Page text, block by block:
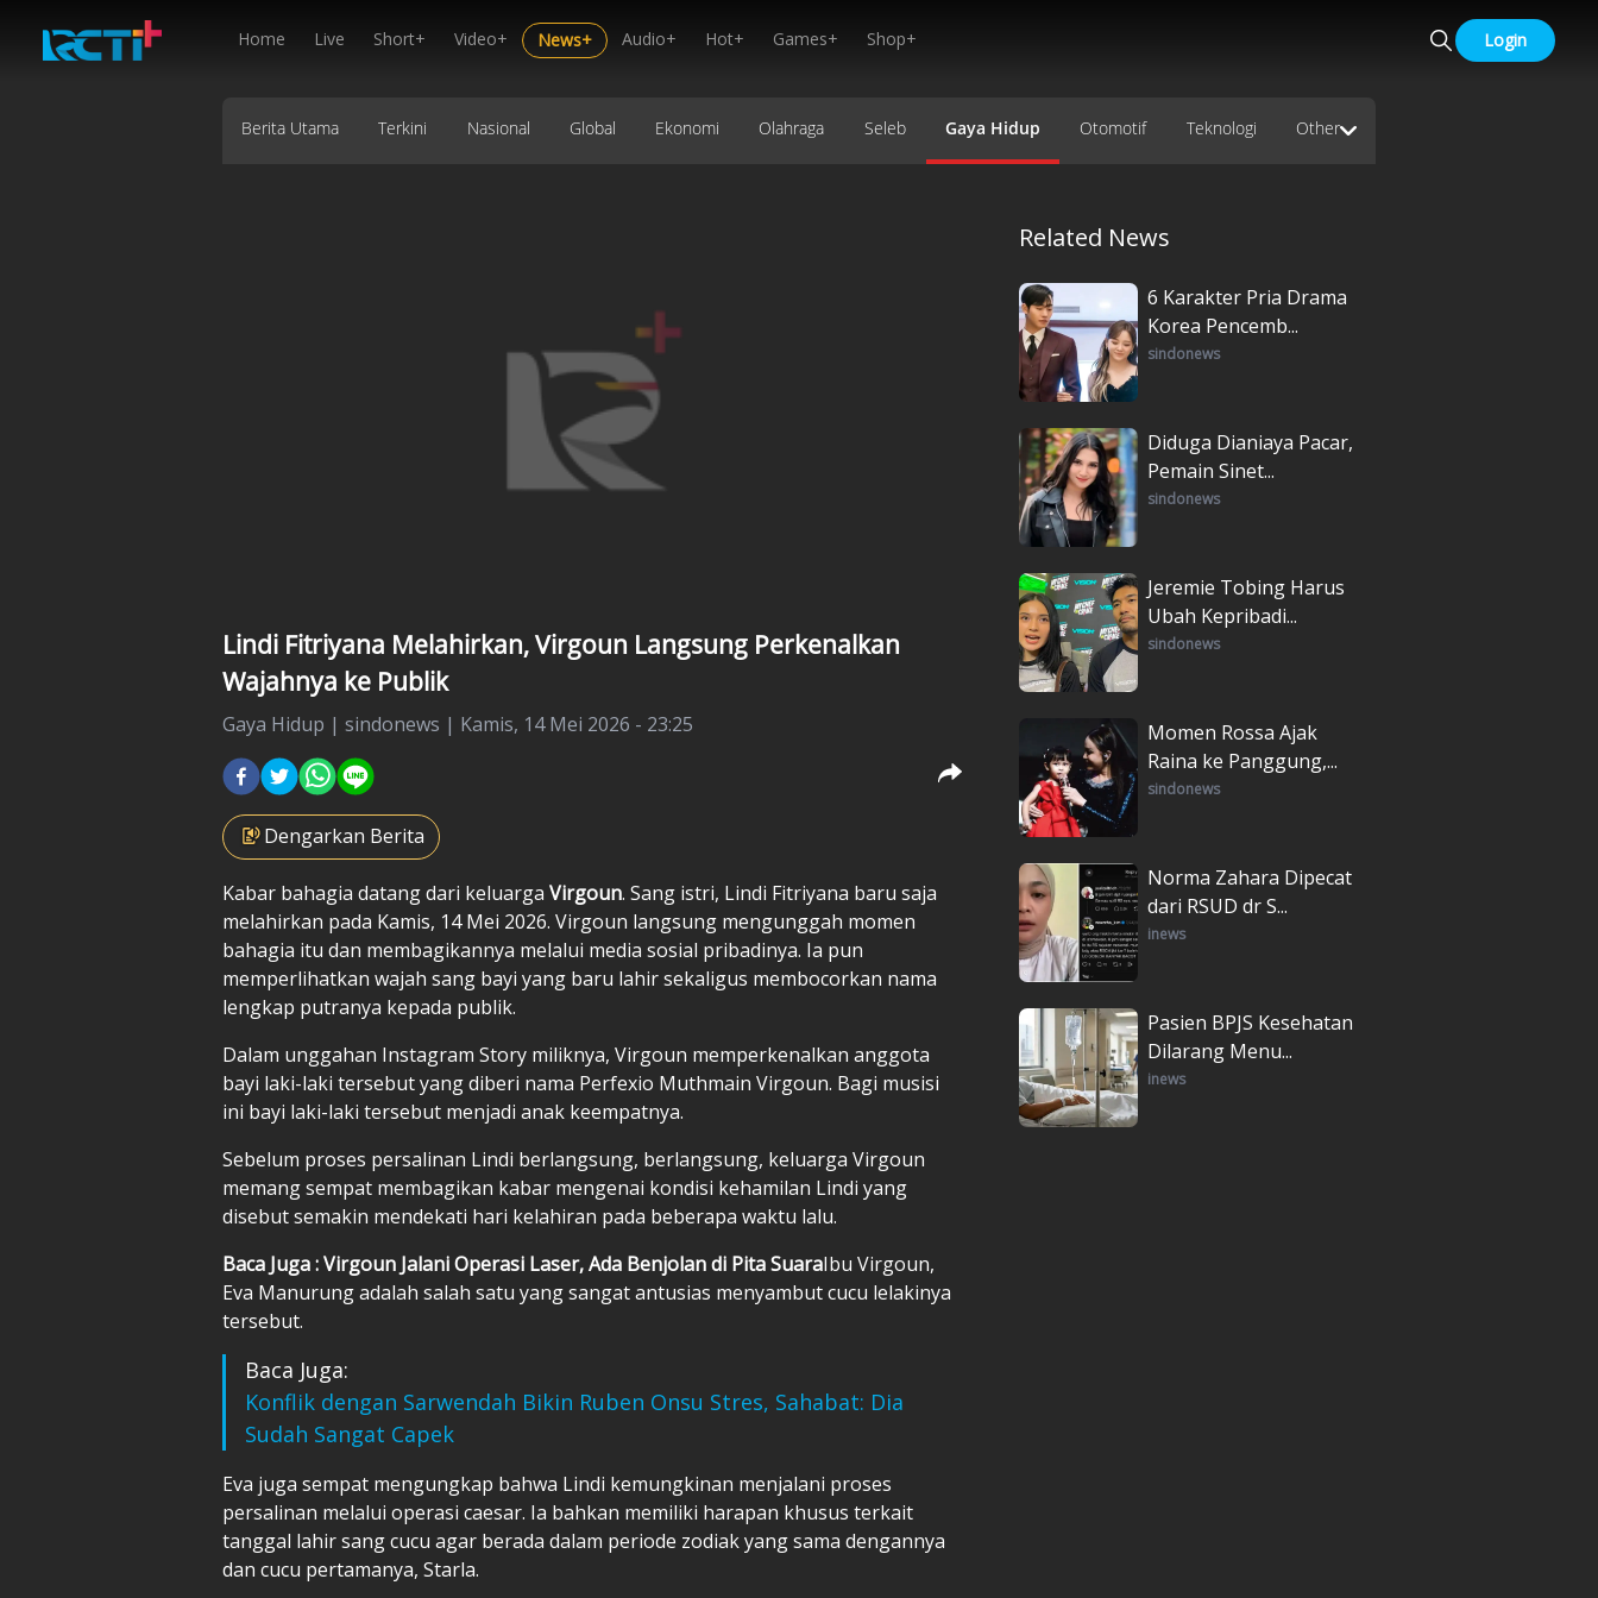
Home Live Short+ Video+ News+ Audio+ Hot+ Games+ Shop+ Login
Berita Utama Terkini Nasional Global Ekonomi Olahraga Seleb Gaya Hidup Otomotif Teknologi Other
Lindi Fitriyana Melahirkan, Virgoun Langsung Perkenalkan
Wajahnya ke Publik
Gaya Hidup | sindonews | Kamis, 14 Mei 2026 - 23:25
Dengarkan Berita
Kabar bahagia datang dari keluarga Virgoun. Sang istri, Lindi Fitriyana baru saja
melahirkan pada Kamis, 14 Mei 2026. Virgoun langsung mengunggah momen
bahagia itu dan membagikannya melalui media sosial pribadinya. Ia pun
memperlihatkan wajah sang bayi yang baru lahir sekaligus membocorkan nama
lengkap putranya kepada publik.
Dalam unggahan Instagram Story miliknya, Virgoun memperkenalkan anggota
bayi laki-laki tersebut yang diberi nama Perfexio Muthmain Virgoun. Bagi musisi
ini bayi laki-laki tersebut menjadi anak keempatnya.
Sebelum proses persalinan Lindi berlangsung, berlangsung, keluarga Virgoun
memang sempat membagikan kabar mengenai kondisi kehamilan Lindi yang
disebut semakin mendekati hari kelahiran pada beberapa waktu lalu.
Baca Juga : Virgoun Jalani Operasi Laser, Ada Benjolan di Pita SuaraIbu Virgoun,
Eva Manurung adalah salah satu yang sangat antusias menyambut cucu lelakinya
tersebut.
Baca Juga:
Konflik dengan Sarwendah Bikin Ruben Onsu Stres, Sahabat: Dia
Sudah Sangat Capek
Eva juga sempat mengungkap bahwa Lindi kemungkinan menjalani proses
persalinan melalui operasi caesar. Ia bahkan memiliki harapan khusus terkait
tanggal lahir sang cucu agar berada dalam periode zodiak yang sama dengannya
dan cucu pertamanya, Starla.
Related News
6 Karakter Pria Drama
Korea Pencemb...
sindonews
Diduga Dianiaya Pacar,
Pemain Sinet...
sindonews
Jeremie Tobing Harus
Ubah Kepribadi...
sindonews
Momen Rossa Ajak
Raina ke Panggung,...
sindonews
Norma Zahara Dipecat
dari RSUD dr S...
inews
Pasien BPJS Kesehatan
Dilarang Menu...
inews